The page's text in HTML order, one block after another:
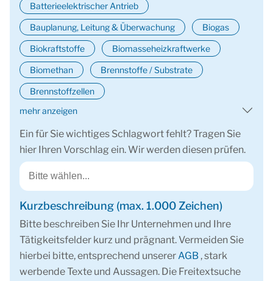
Batterieelektrischer Antrieb
Bauplanung, Leitung & Überwachung Biogas
Biokraftstoffe Biomasseheizkraftwerke
Biomethan Brennstoffe / Substrate
Brennstoffzellen
mehr anzeigen
Ein für Sie wichtiges Schlagwort fehlt? Tragen Sie
hier Ihren Vorschlag ein. Wir werden diesen prüfen.
Kurzbeschreibung (max. 1.000 Zeichen)
Bitte beschreiben Sie Ihr Unternehmen und Ihre
Tätigkeitsfelder kurz und prägnant. Vermeiden Sie
hierbei bitte, entsprechend unsererAGB , stark
werbende Texte und Aussagen. Die Freitextsuche